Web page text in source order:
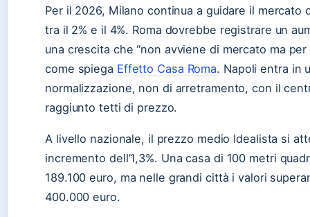
Per il 2026, Milano continua a guidare il mercato
tra il 2% e il 4%. Roma dovrebbe registrare un
una crescita che “non avviene di mercato ma
come spiega Effetto Casa Roma. Napoli entra in
normalizzazione, non di arretramento, con il
raggiunto tetti di prezzo.
A livello nazionale, il prezzo medio Idealista si
incremento dell’1,3%. Una casa di 100 metri
189.100 euro, ma nelle grandi città i valori
400.000 euro.